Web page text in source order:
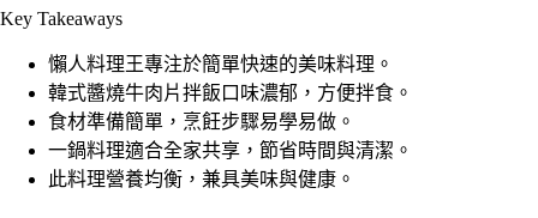
Key Takeaways
懶人料理王專注於簡單快速的美味料理。
韓式醬燒牛肉片拌飯口味濃郁，方便拌食。
食材準備簡單，烹飪步驟易學易做。
一鍋料理適合全家共享，節省時間與清潔。
此料理營養均衡，兼具美味與健康。